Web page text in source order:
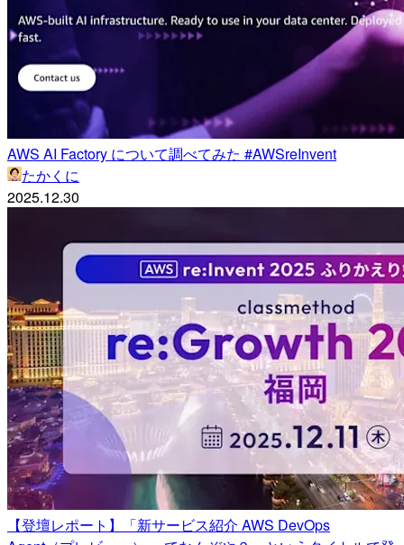
AWS AI Factory について調べてみた #AWSreInvent
たかくに
2025.12.30
【登壇レポート】「新サービス紹介 AWS DevOps